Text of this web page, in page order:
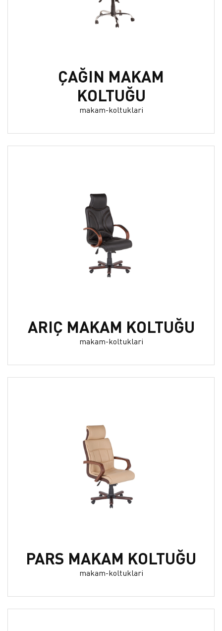
ÇAĞIN MAKAM
KOLTUĞU
makam-koltuklari
ARIÇ MAKAM KOLTUĞU
makam-koltuklari
PARS MAKAM KOLTUĞU
makam-koltuklari